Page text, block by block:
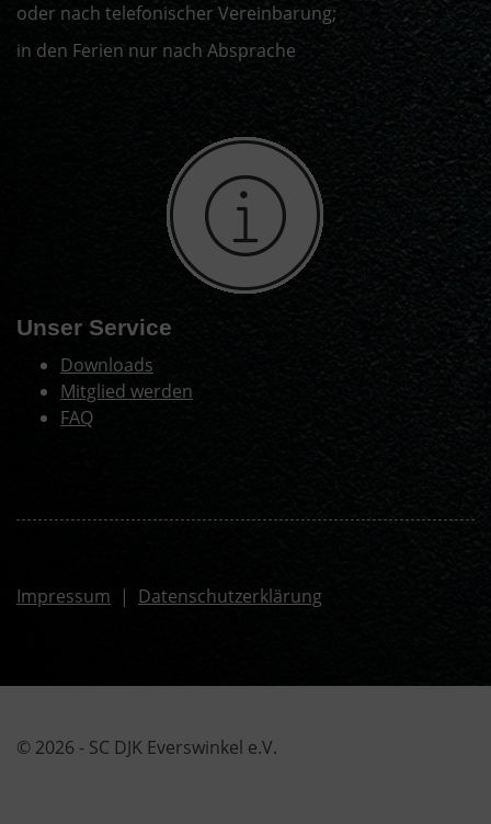
oder nach telefonischer Vereinbarung;
in den Ferien nur nach Absprache
Unser Service
Downloads
Mitglied werden
FAQ
Impressum | Datenschutzerklärung
© 2026 - SC DJK Everswinkel e.V.